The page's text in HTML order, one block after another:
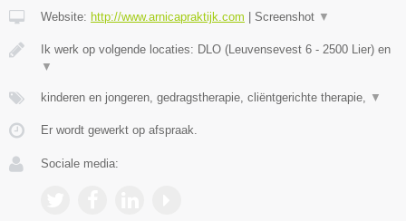
Website: http://www.arnicapraktijk.com | Screenshot ▼
Ik werk op volgende locaties: DLO (Leuvensevest 6 - 2500 Lier) en
▼
kinderen en jongeren, gedragstherapie, cliëntgerichte therapie, ▼
Er wordt gewerkt op afspraak.
Sociale media: